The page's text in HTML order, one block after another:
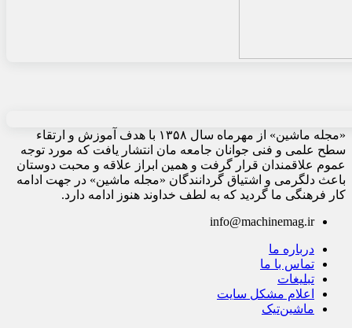
«مجله ماشین» از مهرماه سال ۱۳۵۸ با هدف آموزش و ارتقاء
سطح علمی و فنی جوانان جامعه مان انتشار یافت که مورد توجه
عموم علاقمندان قرار گرفت و همین ابراز علاقه و محبت دوستان
باعث دلگرمی و اشتیاق گردانندگان «مجله ماشین» در جهت ادامه
کار فرهنگی ما گردید که به لطف خداوند هنوز ادامه دارد.
info@machinemag.ir
درباره ما
تماس با ما
تبلیغات
اعلام مشکل سایت
ماشین‌تیک